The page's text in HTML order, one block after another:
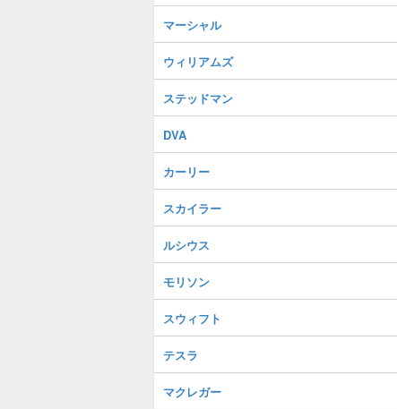
マーシャル
ウィリアムズ
ステッドマン
DVA
カーリー
スカイラー
ルシウス
モリソン
スウィフト
テスラ
マクレガー